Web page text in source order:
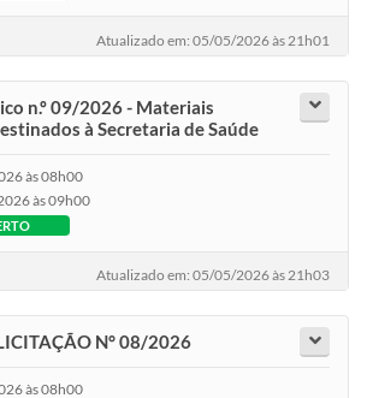
Atualizado em: 05/05/2026 às 21h01
n.º 09/2026 - Materiais
à Secretaria de Saúde
às 08h00
às 09h00
Atualizado em: 05/05/2026 às 21h03
N° 08/2026
às 08h00